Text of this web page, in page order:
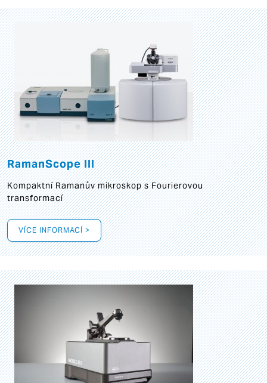
RamanScope III
Kompaktní Ramanův mikroskop s Fourierovou
transformací
VÍCE INFORMACÍ >